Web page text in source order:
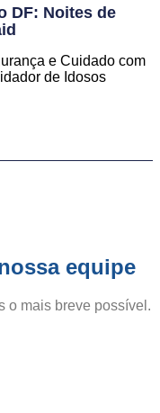
DF: Noites de
e Cuidado com
de Idosos
equipe
o mais breve possível.